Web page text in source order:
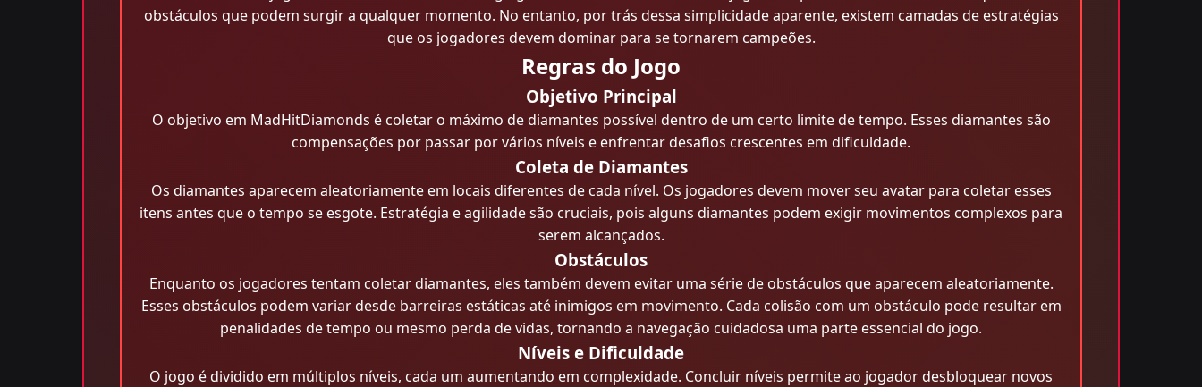
obstáculos que podem surgir a qualquer momento. No entanto, por trás dessa simplicidade aparente, existem camadas de estratégias
que os jogadores devem dominar para se tornarem campeões.
Regras do Jogo
Objetivo Principal
O objetivo em MadHitDiamonds é coletar o máximo de diamantes possível dentro de um certo limite de tempo. Esses diamantes são
compensações por passar por vários níveis e enfrentar desafios crescentes em dificuldade.
Coleta de Diamantes
Os diamantes aparecem aleatoriamente em locais diferentes de cada nível. Os jogadores devem mover seu avatar para coletar esses
itens antes que o tempo se esgote. Estratégia e agilidade são cruciais, pois alguns diamantes podem exigir movimentos complexos para
serem alcançados.
Obstáculos
Enquanto os jogadores tentam coletar diamantes, eles também devem evitar uma série de obstáculos que aparecem aleatoriamente.
Esses obstáculos podem variar desde barreiras estáticas até inimigos em movimento. Cada colisão com um obstáculo pode resultar em
penalidades de tempo ou mesmo perda de vidas, tornando a navegação cuidadosa uma parte essencial do jogo.
Níveis e Dificuldade
O jogo é dividido em múltiplos níveis, cada um aumentando em complexidade. Concluir níveis permite ao jogador desbloquear novos